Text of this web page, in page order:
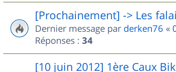
[Prochainement] -> Les
Dernier message par derken76 «
Réponses : 34
[10 juin 2012] 1ère Caux